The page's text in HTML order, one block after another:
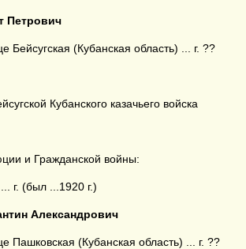
Петрович
Бейсугская (Кубанская область) ... г. ??
Кубанского казачьего войска
и Гражданской войны:
г. (был ...1920 г.)
Александрович
Пашковская (Кубанская область) ... г. ??